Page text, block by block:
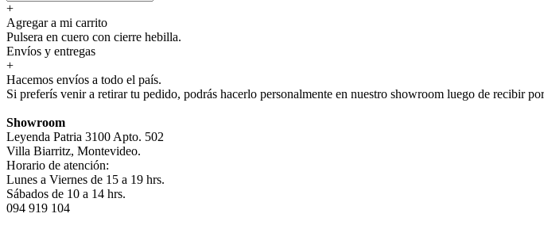
+
Agregar a mi carrito
Pulsera en cuero con cierre hebilla.
Envíos y entregas
+
Hacemos envíos a todo el país.
Si preferís venir a retirar tu pedido, podrás hacerlo personalmente en nuestro showroom luego de recibir
Showroom
Leyenda Patria 3100 Apto. 502
Villa Biarritz, Montevideo.
Horario de atención:
Lunes a Viernes de 15 a 19 hrs.
Sábados de 10 a 14 hrs.
094 919 104